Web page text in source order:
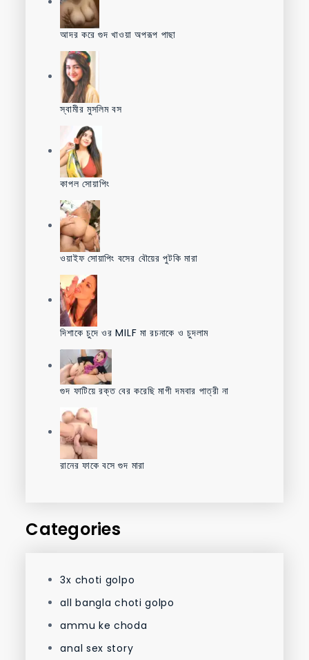
আদর করে গুদ খাওয়া অপরূপ পাছা
স্বামীর মুসলিম বস
কাপল সোয়াপিং
ওয়াইফ সোয়াপিং বসের বৌয়ের পুটকি মারা
দিশাকে চুদে ওর MILF মা রচনাকে ও চুদলাম
গুদ ফাটিয়ে রক্ত বের করেছি মাগী দমবার পাত্রী না
রানের ফাকে বসে গুদ মারা
Categories
3x choti golpo
all bangla choti golpo
ammu ke choda
anal sex story